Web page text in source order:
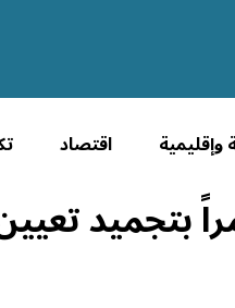
وإقليمية اقتصاد
بتجميد